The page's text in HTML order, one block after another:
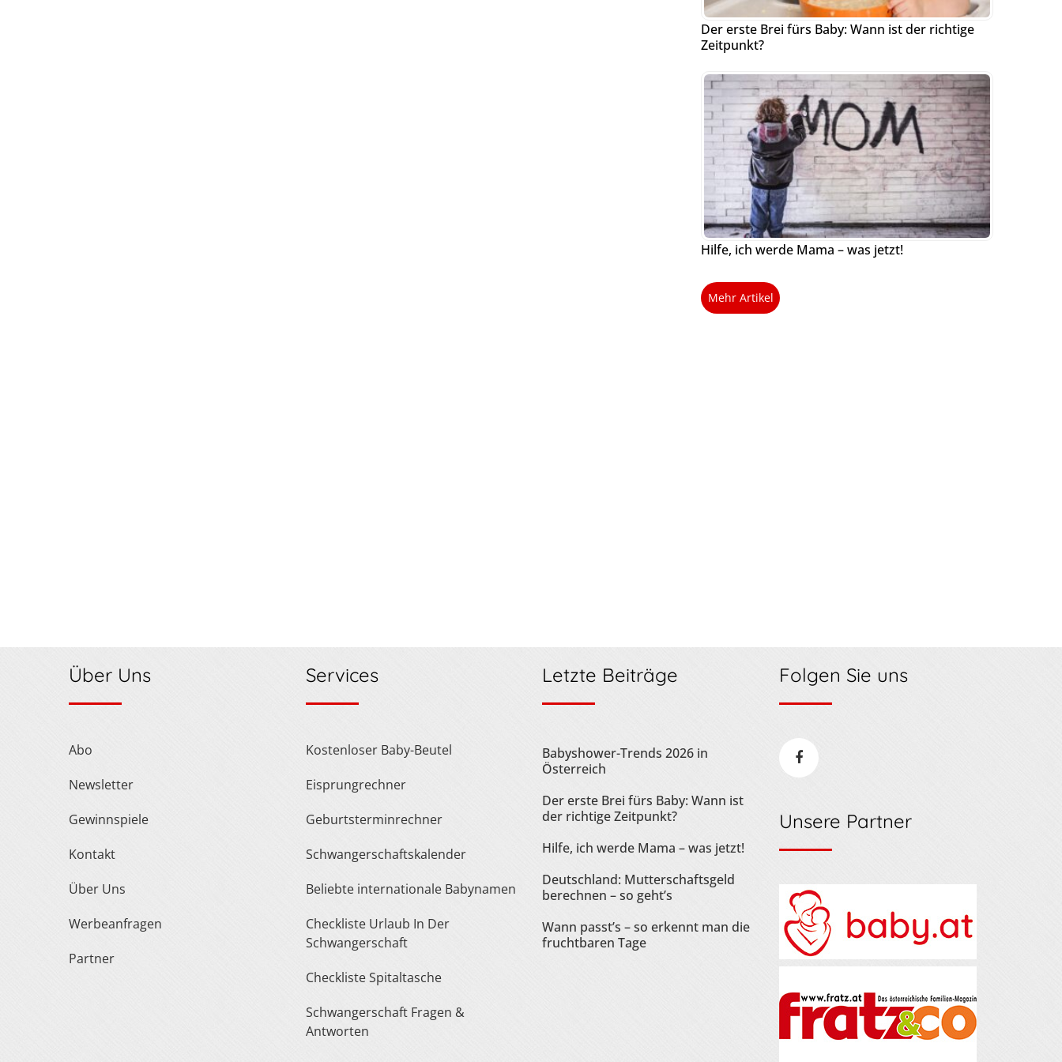
Der erste Brei fürs Baby: Wann ist der richtige
Zeitpunkt?
Hilfe, ich werde Mama – was jetzt!
Mehr Artikel
Über Uns
Abo
Newsletter
Gewinnspiele
Kontakt
Über Uns
Werbeanfragen
Partner
Services
Kostenloser Baby-Beutel
Eisprungrechner
Geburtsterminrechner
Schwangerschaftskalender
Beliebte internationale Babynamen
Checkliste Urlaub In Der
Schwangerschaft
Checkliste Spitaltasche
Schwangerschaft Fragen &
Antworten
Letzte Beiträge
Babyshower-Trends 2026 in
Österreich
Der erste Brei fürs Baby: Wann ist
der richtige Zeitpunkt?
Hilfe, ich werde Mama – was jetzt!
Deutschland: Mutterschaftsgeld
berechnen – so geht’s
Wann passt’s – so erkennt man die
fruchtbaren Tage
Folgen Sie uns
Unsere Partner